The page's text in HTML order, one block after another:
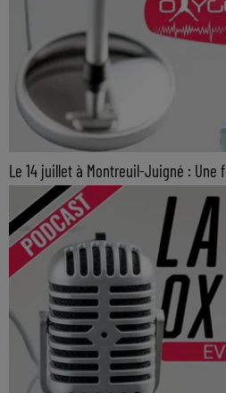
Le 14 juillet à Montreuil-Juigné :